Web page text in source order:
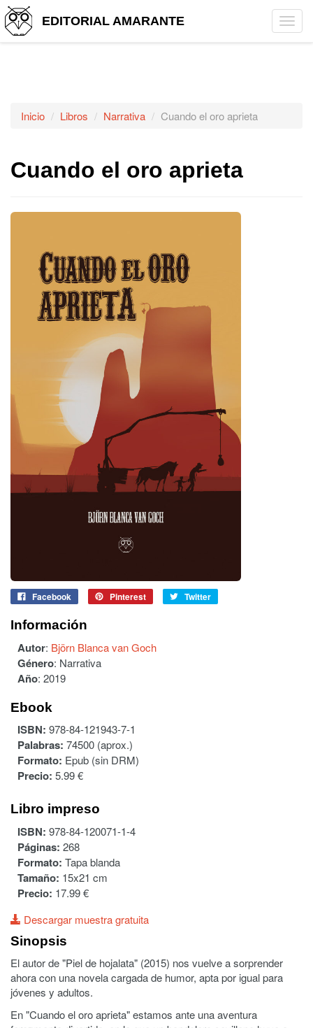
EDITORIAL AMARANTE
Inicio Libros Narrativa Cuando el oro aprieta
Cuando el oro aprieta
Facebook Pinterest Twitter
Información
Autor: Björn Blanca van Goch
Género: Narrativa
Año: 2019
Ebook
ISBN: 978-84-121943-7-1
Palabras: 74500 (aprox.)
Formato: Epub (sin DRM)
Precio: 5.99 €
Libro impreso
ISBN: 978-84-120071-1-4
Páginas: 268
Formato: Tapa blanda
Tamaño: 15x21 cm
Precio: 17.99 €
Descargar muestra gratuita
Sinopsis
El autor de "Piel de hojalata" (2015) nos vuelve a sorprender
ahora con una novela cargada de humor, apta por igual para
jóvenes y adultos.
En "Cuando el oro aprieta" estamos ante una aventura